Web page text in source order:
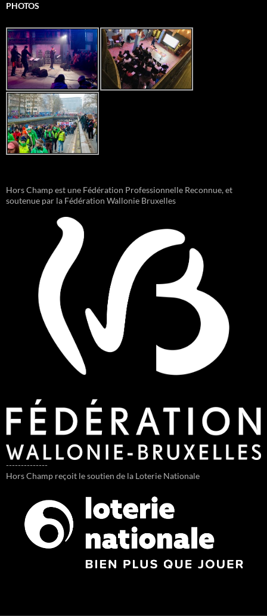
PHOTOS
Hors Champ est une Fédération Professionnelle Reconnue, et
soutenue par la Fédération Wallonie Bruxelles
--------------
Hors Champ reçoit le soutien de la Loterie Nationale